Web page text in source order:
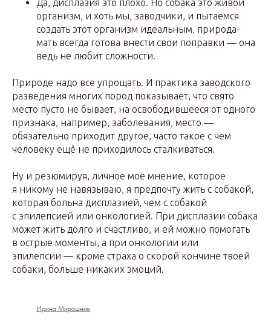
Да, дисплазия это плохо. Но собака это живой
организм, и хоть мы, заводчики, и пытаемся
создать этот организм идеальным, природа-
мать всегда готова внести свои поправки — она
ведь не любит сложности.
Природе надо все упрощать. И практика заводского
разведения многих пород показывает, что свято
место пусто не бывает, на освободившееся от одного
признака, например, заболевания, место —
обязательно приходит другое, часто такое с чем
человеку ещё не приходилось сталкиваться.
Ну и резюмируя, личное мое мнение, которое
я никому не навязываю, я предпочту жить с собакой,
которая больна дисплазией, чем с собакой
с эпилепсией или онкологией. При дисплазии собака
может жить долго и счастливо, и ей можно помогать
в острые моменты, а при онкологии или
эпилепсии — кроме страха о скорой кончине твоей
собаки, больше никаких эмоций.
Ирина Мирошник